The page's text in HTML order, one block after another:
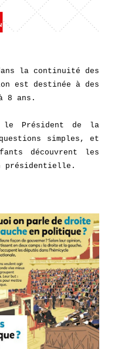
la continuité des
est destinée à des
8 ans.
Président de la
simples, et
découvrent les
présidentielle.